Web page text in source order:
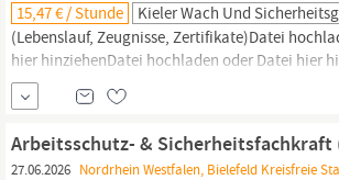
15,47 € / Stunde
Kieler Wach Und
(Lebenslauf, Zeugnisse, Zertifikate)Datei
hier hinziehenDatei hochladen oder Datei hier
Qualifikationen haben Sie?
GewO.GeprüfteSchutz-
SicherheitFachkraftfürSchutzund
Arbeitsschutz- & Sicherheitsfachkraft
27.06.2026 Nordrhein Westfalen, Bielefeld Kreisfreie